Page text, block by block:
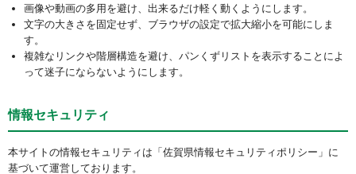
画像や動画の多用を避け、出来るだけ軽く動くようにします。
文字の大きさを固定せず、ブラウザの設定で拡大縮小を可能にしま
す。
複雑なリンクや階層構造を避け、パンくずリストを表示することによ
って迷子にならないようにします。
情報セキュリティ
本サイトの情報セキュリティは「佐賀県情報セキュリティポリシー」に
基づいて運営しております。